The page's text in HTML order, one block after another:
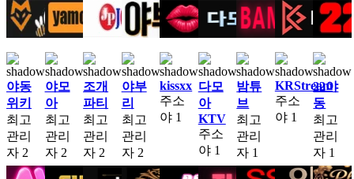
야동
위키
최고
관리
자 2
야모
아
최고
관리
자 2
조개
파티
최고
관리
자 2
야부
리
최고
관리
자 2
kissxx
주소
야 1
다모
아
KTV
주소
야 1
밤튜
브
최고
관리
자 1
KRStream
주소
야 1
22야
동
최고
관리
자 1